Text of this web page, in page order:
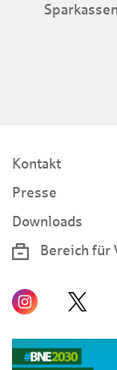
Kontakt
Presse
Downloads
Bereich für